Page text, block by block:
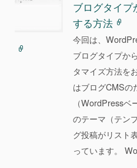
ブログタイプ
する方法
今回は、
ブログタイプか
タマイズ方法を
はブログCMSの
（WordPress
のテーマ（テン
グ投稿がリスト
っています。